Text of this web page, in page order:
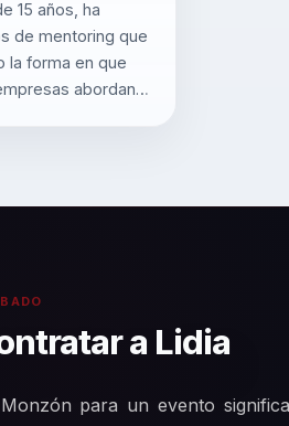
15 años, ha
de mentoring que
la forma en que
abordan
a nivel
a Lidia
para un evento